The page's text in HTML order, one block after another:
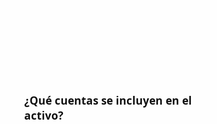
¿Qué cuentas se incluyen en el
activo?